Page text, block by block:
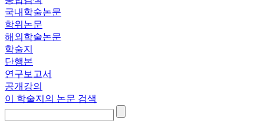
국내학술논문
학위논문
해외학술논문
학술지
단행본
연구보고서
공개강의
이 학술지의 논문 검색